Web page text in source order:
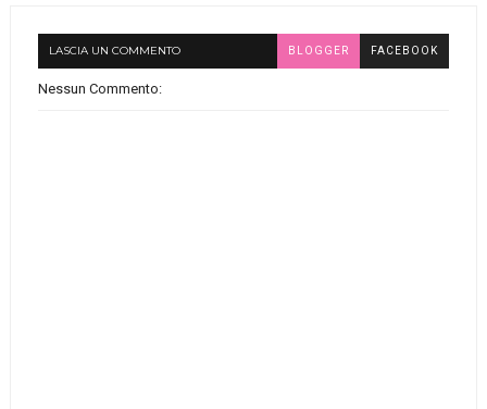
LASCIA UN COMMENTO BLOGGER FACEBOOK
Nessun Commento: